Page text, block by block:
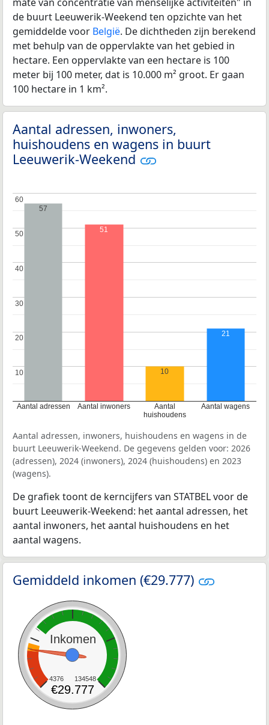
de buurt Leeuwerik-Weekend ten opzichte van het
gemiddelde voor België. De dichtheden zijn berekend
met behulp van de oppervlakte van het gebied in
hectare. Een oppervlakte van een hectare is 100
meter bij 100 meter, dat is 10.000 m² groot. Er gaan
100 hectare in 1 km².
Aantal adressen, inwoners,
huishoudens en wagens in buurt
Leeuwerik-Weekend
Aantal adressen Aantal inwoners
Aantal
huishoudens
Aantal wagens
10
10
20
20
30
30
40
40
50
50
60
60
57
51
10
21
Aantal adressen, inwoners, huishoudens en wagens in de
buurt Leeuwerik-Weekend. De gegevens gelden voor: 2026
(adressen), 2024 (inwoners), 2024 (huishoudens) en 2023
(wagens).
De grafiek toont de kerncijfers van STATBEL voor de
buurt Leeuwerik-Weekend: het aantal adressen, het
aantal inwoners, het aantal huishoudens en het
aantal wagens.
Gemiddeld inkomen (€29.777)
Inkomen
4376 134548
€29.777